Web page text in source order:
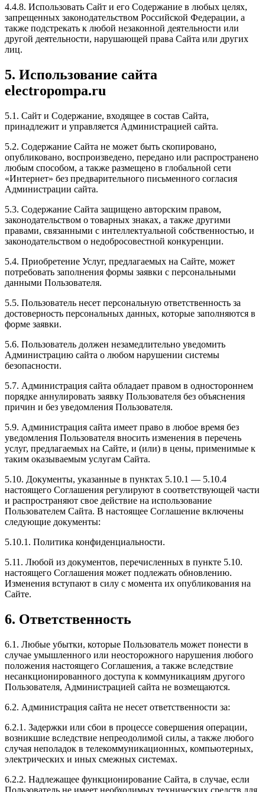
4.4.8. Использовать Сайт и его Содержание в любых целях,
запрещенных законодательством Российской Федерации, а
также подстрекать к любой незаконной деятельности или
другой деятельности, нарушающей права Сайта или других
лиц.
5. Использование сайта
electropompa.ru
5.1. Сайт и Содержание, входящее в состав Сайта,
принадлежит и управляется Администрацией сайта.
5.2. Содержание Сайта не может быть скопировано,
опубликовано, воспроизведено, передано или распространено
любым способом, а также размещено в глобальной сети
«Интернет» без предварительного письменного согласия
Администрации сайта.
5.3. Содержание Сайта защищено авторским правом,
законодательством о товарных знаках, а также другими
правами, связанными с интеллектуальной собственностью, и
законодательством о недобросовестной конкуренции.
5.4. Приобретение Услуг, предлагаемых на Сайте, может
потребовать заполнения формы заявки с персональными
данными Пользователя.
5.5. Пользователь несет персональную ответственность за
достоверность персональных данных, которые заполняются в
форме заявки.
5.6. Пользователь должен незамедлительно уведомить
Администрацию сайта о любом нарушении системы
безопасности.
5.7. Администрация сайта обладает правом в одностороннем
порядке аннулировать заявку Пользователя без объяснения
причин и без уведомления Пользователя.
5.9. Администрация сайта имеет право в любое время без
уведомления Пользователя вносить изменения в перечень
услуг, предлагаемых на Сайте, и (или) в цены, применимые к
таким оказываемым услугам Сайта.
5.10. Документы, указанные в пунктах 5.10.1 — 5.10.4
настоящего Соглашения регулируют в соответствующей части
и распространяют свое действие на использование
Пользователем Сайта. В настоящее Соглашение включены
следующие документы:
5.10.1. Политика конфиденциальности.
5.11. Любой из документов, перечисленных в пункте 5.10.
настоящего Соглашения может подлежать обновлению.
Изменения вступают в силу с момента их опубликования на
Сайте.
6. Ответственность
6.1. Любые убытки, которые Пользователь может понести в
случае умышленного или неосторожного нарушения любого
положения настоящего Соглашения, а также вследствие
несанкционированного доступа к коммуникациям другого
Пользователя, Администрацией сайта не возмещаются.
6.2. Администрация сайта не несет ответственности за:
6.2.1. Задержки или сбои в процессе совершения операции,
возникшие вследствие непреодолимой силы, а также любого
случая неполадок в телекоммуникационных, компьютерных,
электрических и иных смежных системах.
6.2.2. Надлежащее функционирование Сайта, в случае, если